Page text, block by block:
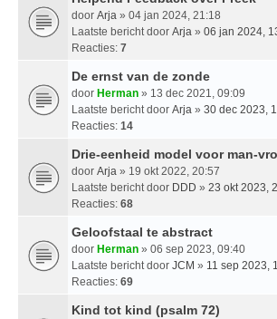
door Arja » 04 jan 2024, 21:18
Laatste bericht door Arja » 06 jan 2024,
Reacties: 7
De ernst van de zonde
door Herman » 13 dec 2021, 09:09
Laatste bericht door Arja » 30 dec 2023,
Reacties: 14
Drie-eenheid model voor man-
door Arja » 19 okt 2022, 20:57
Laatste bericht door DDD » 23 okt 2023,
Reacties: 68
Geloofstaal te abstract
door Herman » 06 sep 2023, 09:40
Laatste bericht door JCM » 11 sep 2023,
Reacties: 69
Kind tot kind (psalm 72)